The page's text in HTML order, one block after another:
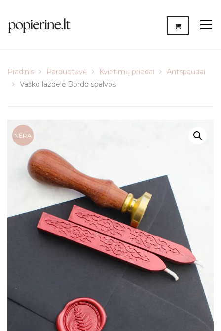
Pradinis Parduotuvė Kvietimų priedai
Antspaudai
Vaško lazdelė Bordo spalvos
NĖRA